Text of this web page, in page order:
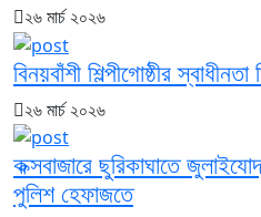
২৬ মার্চ ২০২৬
বিনয়বাঁশী শিল্পীগোষ্ঠীর
২৬ মার্চ ২০২৬
কক্সবাজারে ছুরিকাঘাতে
পুলিশ হেফাজতে